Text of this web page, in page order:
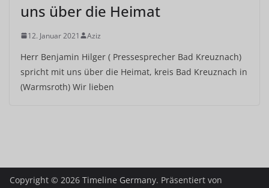
uns über die Heimat
12. Januar 2021 Aziz
Herr Benjamin Hilger ( Pressesprecher Bad Kreuznach)
spricht mit uns über die Heimat, kreis Bad Kreuznach in
(Warmsroth) Wir lieben
Copyright © 2026 Timeline Germany. Präsentiert von